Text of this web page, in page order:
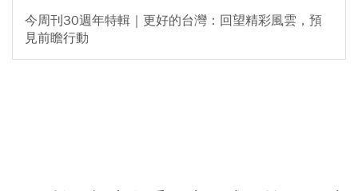
今周刊30週年特輯｜更好的台灣：回望精彩風雲，預
見前瞻行動